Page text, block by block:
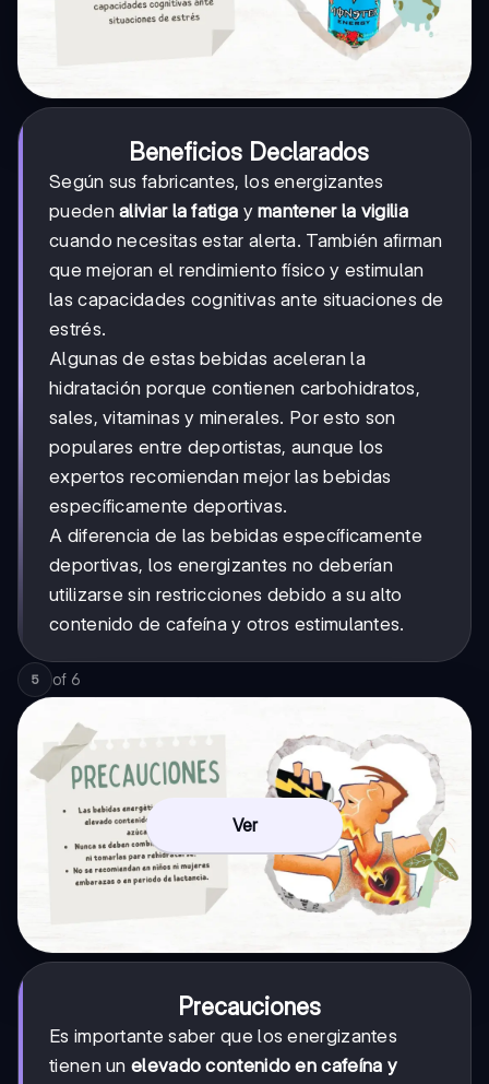
Beneficios Declarados
Según sus fabricantes, los energizantes
puedenaliviar la fatiga ymantener la vigilia
cuando necesitas estar alerta. También afirman
que mejoran el rendimiento físico y estimulan
las capacidades cognitivas ante situaciones de
estrés.
Algunas de estas bebidas aceleran la
hidratación porque contienen carbohidratos,
sales, vitaminas y minerales. Por esto son
populares entre deportistas, aunque los
expertos recomiendan mejor las bebidas
específicamente deportivas.
A diferencia de las bebidas específicamente
deportivas, los energizantes no deberían
utilizarse sin restricciones debido a su alto
contenido de cafeína y otros estimulantes.
5 of 6
Ver
Precauciones
Es importante saber que los energizantes
tienen un elevado contenido en cafeína y